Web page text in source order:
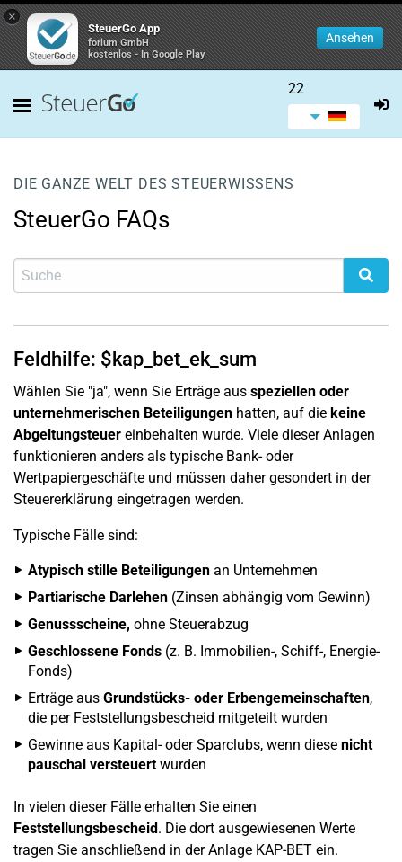
×
SteuerGo App
forium GmbH
kostenlos - In Google Play
Ansehen
22
DIE GANZE WELT DES STEUERWISSENS
SteuerGo FAQs
Feldhilfe: $kap_bet_ek_sum
Wählen Sie "ja", wenn Sie Erträge aus speziellen oder
unternehmerischen Beteiligungen hatten, auf die keine
Abgeltungsteuer einbehalten wurde. Viele dieser Anlagen
funktionieren anders als typische Bank- oder
Wertpapiergeschäfte und müssen daher gesondert in der
Steuererklärung eingetragen werden.
Typische Fälle sind:
Atypisch stille Beteiligungen an Unternehmen
Partiarische Darlehen (Zinsen abhängig vom Gewinn)
Genussscheine, ohne Steuerabzug
Geschlossene Fonds (z. B. Immobilien-, Schiff-, Energie-
Fonds)
Erträge aus Grundstücks- oder Erbengemeinschaften,
die per Feststellungsbescheid mitgeteilt wurden
Gewinne aus Kapital- oder Sparclubs, wenn diese nicht
pauschal versteuertwurden
In vielen dieser Fälle erhalten Sie einen
Feststellungsbescheid. Die dort ausgewiesenen Werte
tragen Sie anschließend in der Anlage KAP-BET ein.